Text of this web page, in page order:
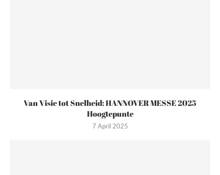
Van Visie tot Snelheid: HANNOVER MESSE 2025
Hoogtepunte
7 April 2025